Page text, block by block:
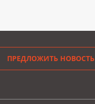
ПРЕДЛОЖИТЬ НОВОСТЬ